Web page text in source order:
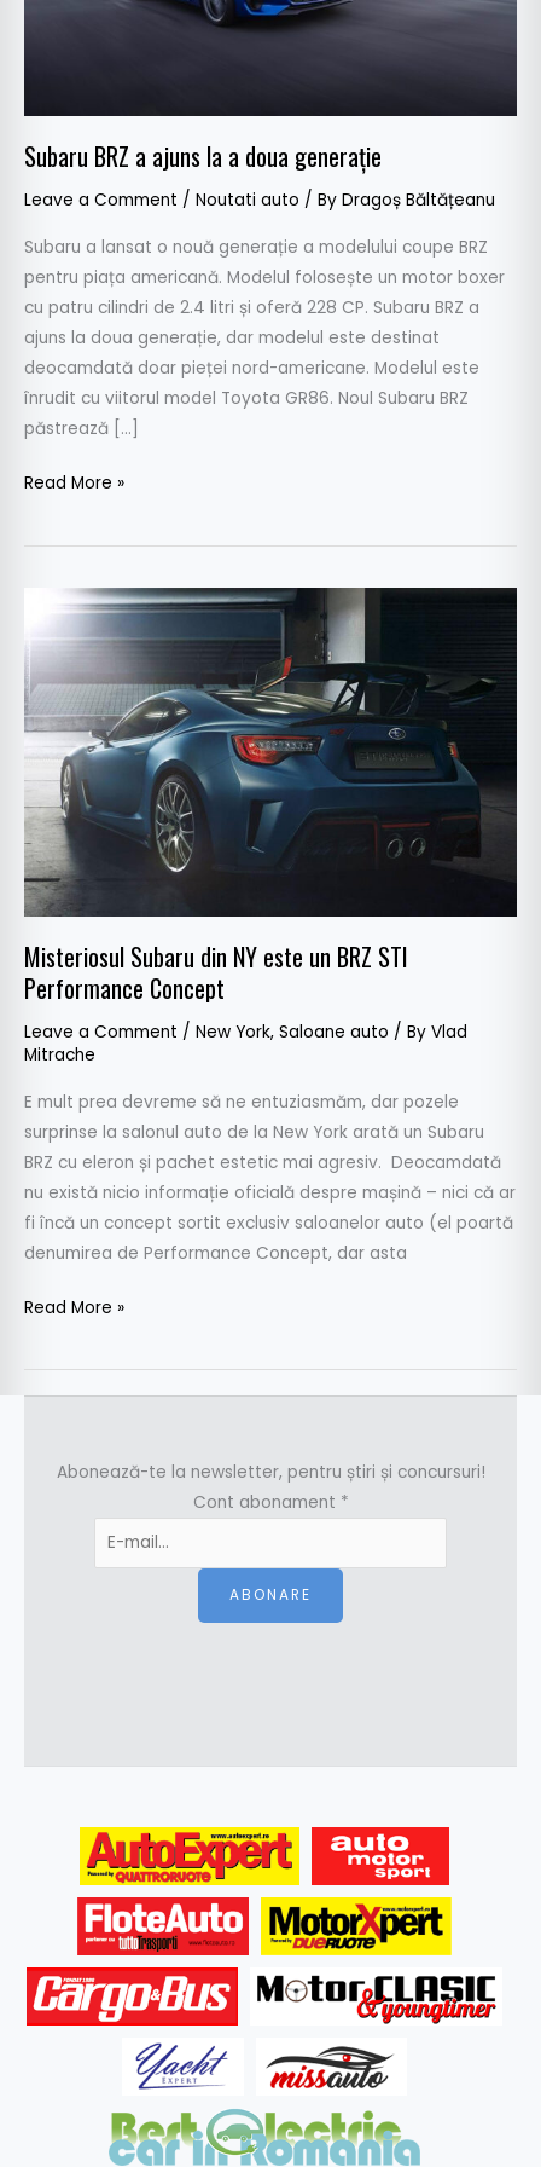
Subaru BRZ a ajuns la a doua generație
Leave a Comment / Noutati auto / By Dragoș Băltățeanu
Subaru a lansat o nouă generație a modelului coupe BRZ
pentru piața americană. Modelul folosește un motor boxer
cu patru cilindri de 2.4 litri și oferă 228 CP. Subaru BRZ a
ajuns la doua generație, dar modelul este destinat
deocamdată doar pieței nord-americane. Modelul este
înrudit cu viitorul model Toyota GR86. Noul Subaru BRZ
păstrează […]
Read More »
Misteriosul Subaru din NY este un BRZ STI
Performance Concept
Leave a Comment / New York, Saloane auto / By Vlad
Mitrache
E mult prea devreme să ne entuziasmăm, dar pozele
surprinse la salonul auto de la New York arată un Subaru
BRZ cu eleron și pachet estetic mai agresiv. Deocamdată
nu există nicio informație oficială despre mașină – nici că ar
fi încă un concept sortit exclusiv saloanelor auto (el poartă
denumirea de Performance Concept, dar asta
Misteriosul
din
NY
este
un
BRZ
STI
Performance
Concept
Read More »
Abonează-te la newsletter, pentru știri și concursuri!
Cont abonament *
ABONARE